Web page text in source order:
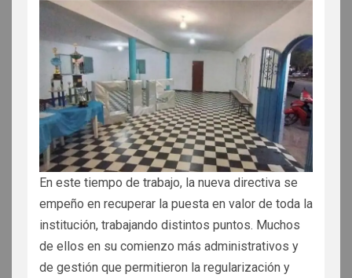
En este tiempo de trabajo, la nueva directiva se
empeño en recuperar la puesta en valor de toda la
institución, trabajando distintos puntos. Muchos
de ellos en su comienzo más administrativos y
de gestión que permitieron la regularización y